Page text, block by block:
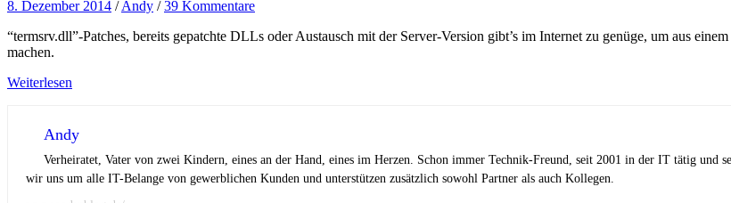
8. Dezember 2014 /Andy /39 Kommentare
“termsrv.dll”-Patches, bereits gepatchte DLLs oder Austausch mit der Server-Version gibt’s im Internet zu genüge, um aus
machen.
Weiterlesen
Andy
Verheiratet, Vater von zwei Kindern, eines an der Hand, eines im Herzen. Schon immer Technik-Freund, seit 2001 in der IT tätig und
wir uns um alle IT-Belange von gewerblichen Kunden und unterstützen zusätzlich sowohl Partner als auch Kollegen.